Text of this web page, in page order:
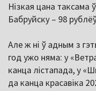
Нізкая цана таксама
Бабруйску – 98
Але ж ні ў адным з
год ужо няма: у
канца лістапада, у
да канца красавіка